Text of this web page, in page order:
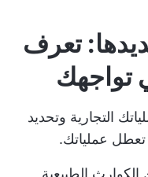
تعرف
تواجهك
التجارية وتحديد
تعطل عملياتك.
الطبيعية